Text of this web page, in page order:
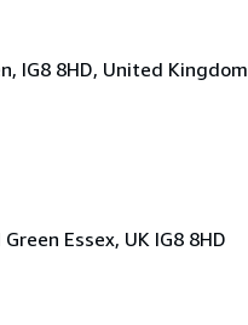
IG8 8HD, United Kingdom
Essex, UK IG8 8HD